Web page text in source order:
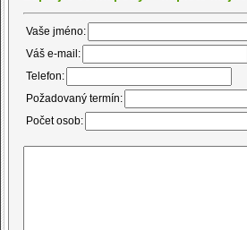
Vaše jméno:
Váš e-mail:
Telefon:
Požadovaný termín:
Počet osob: